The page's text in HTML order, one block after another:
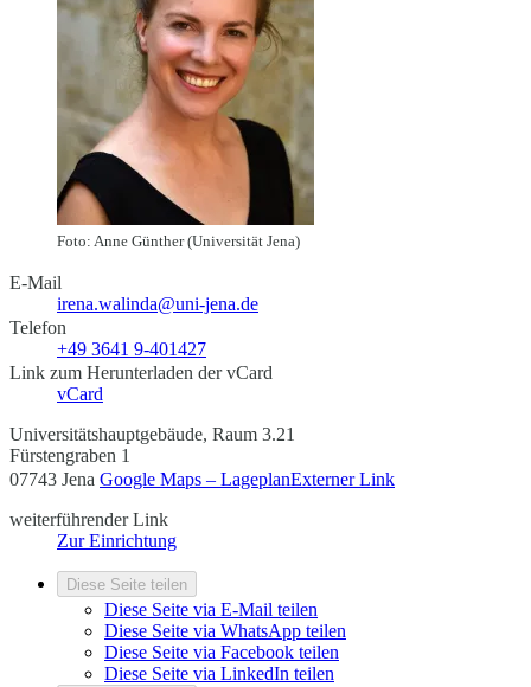
Foto: Anne Günther (Universität Jena)
E-Mail
irena.walinda@uni-jena.de
Telefon
+49 3641 9-401427
Link zum Herunterladen der vCard
vCard
Universitätshauptgebäude, Raum 3.21
Fürstengraben 1
07743 Jena Google Maps – LageplanExterner Link
weiterführender Link
Zur Einrichtung
Diese Seite teilen
Diese Seite via E-Mail teilen
Diese Seite via WhatsApp teilen
Diese Seite via Facebook teilen
Diese Seite via LinkedIn teilen